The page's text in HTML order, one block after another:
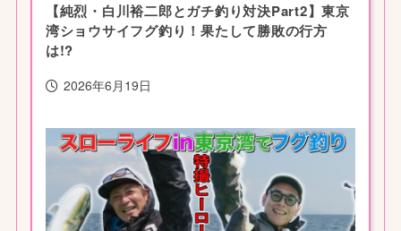
【純烈・白川裕二郎とガチ釣り対決Part2】東京
湾ショウサイフグ釣り！果たして勝敗の行方
は!?
2026年6月19日